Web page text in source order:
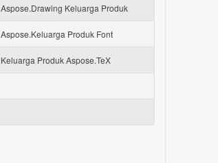
Aspose.Drawing Keluarga Produk
Aspose.Keluarga Produk Font
Keluarga Produk Aspose.TeX